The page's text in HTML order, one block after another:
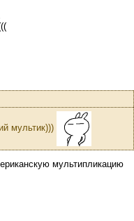
мультик)))
мультипликацию